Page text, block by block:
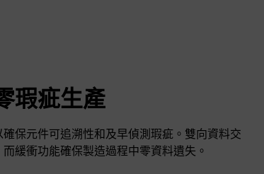
瑕疵生產
保元件可追溯性和及早偵測瑕疵。雙向資料交
緩衝功能確保製造過程中零資料遺失。